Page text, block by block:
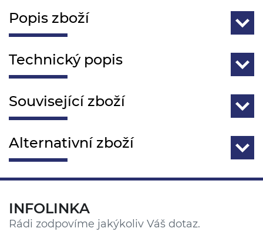
Popis zboží
Technický popis
Související zboží
Alternativní zboží
INFOLINKA
Rádi zodpovíme jakýkoliv Váš dotaz.